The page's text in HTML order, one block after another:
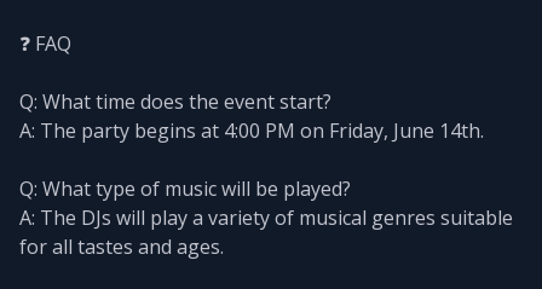
❓ FAQ
Q: What time does the event start?
A: The party begins at 4:00 PM on Friday, June 14th.
Q: What type of music will be played?
A: The DJs will play a variety of musical genres suitable
for all tastes and ages.